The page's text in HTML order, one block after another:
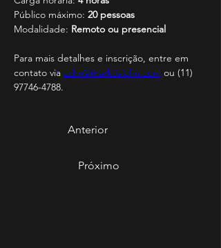
Público máximo: 20 pessoas
Modalidade: Remoto ou presencial
Para mais detalhes e inscrição, entre em
contato via adm@markovicfm.com ou (11)
97746-4788.
Anterior
Próximo